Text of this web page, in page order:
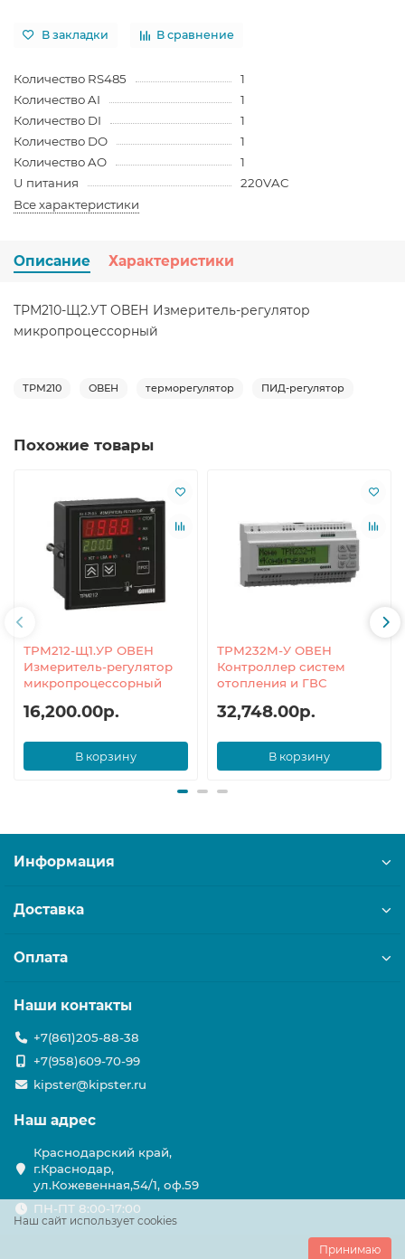
В закладки В сравнение
Количество RS485
1
Количество AI
1
Количество DI
1
Количество DO
1
Количество AO
1
U питания
220VAC
Все характеристики
Описание Характеристики
ТРМ210-Щ2.УТ ОВЕН Измеритель-регулятор
микропроцессорный
ТРМ210 ОВЕН терморегулятор ПИД-регулятор
Похожие товары
ТРМ212-Щ1.УР ОВЕН
Измеритель-регулятор
микропроцессорный
16,200.00р.
В корзину
ТРМ232М-У ОВЕН
Контроллер систем
отопления и ГВС
32,748.00р.
В корзину
Наш сайт использует cookies
Принимаю
Информация
Доставка
Оплата
Наши контакты
+7(861)205-88-38
+7(958)609-70-99
kipster@kipster.ru
Наш адрес
Краснодарский край,
г.Краснодар,
ул.Кожевенная,54/1, оф.59
ПН-ПТ 8:00-17:00